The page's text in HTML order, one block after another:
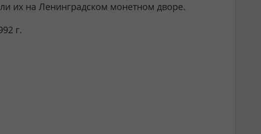
их на Ленинградском монетном дворе.